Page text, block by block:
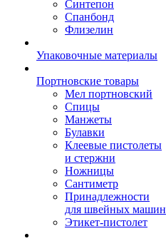
Синтепон
Спанбонд
Флизелин
Упаковочные материалы
Портновские товары
Мел портновский
Спицы
Манжеты
Булавки
Клеевые пистолеты
и стержни
Ножницы
Сантиметр
Принадлежности
для швейных машин
Этикет-пистолет